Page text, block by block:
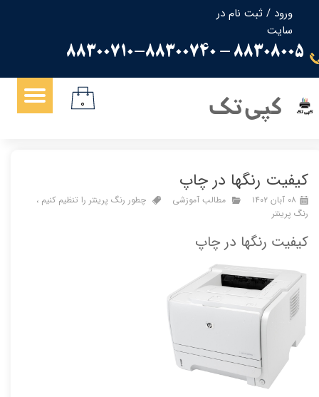
ورود / ثبت نام در
سایت
حساب کاربری من
تغییر گذر واژه
سفارشات
88308005 - 88300710-88300740
کپی تک ۰
کیفیت رنگها در چاپ
۰۸ آبان ۱۴۰۲ مطالب آموزشی چطور رنگ پرینتر را تنظیم کنیم ،
رنگ پرینتر
کیفیت رنگها در چاپ